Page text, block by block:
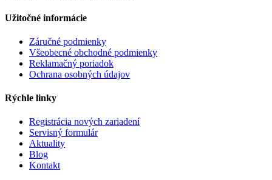
Užitočné informácie
Záručné podmienky
Všeobecné obchodné podmienky
Reklamačný poriadok
Ochrana osobných údajov
Rýchle linky
Registrácia nových zariadení
Servisný formulár
Aktuality
Blog
Kontakt